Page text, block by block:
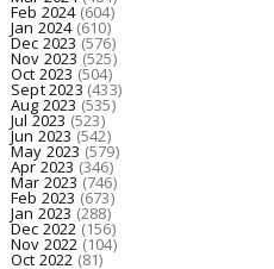
Feb 2024(604)
Jan 2024(610)
Dec 2023(576)
Nov 2023 (525)
Oct 2023 (504)
Sept 2023 (433)
Aug 2023 (535)
Jul 2023 (523)
Jun 2023(542)
May 2023(579)
Apr 2023 (346)
Mar 2023 (746)
Feb 2023 (673)
Jan 2023 (288)
Dec 2022(156)
Nov 2022 (104)
Oct 2022 (81)